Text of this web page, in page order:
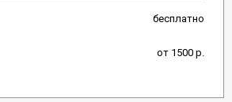
бесплатно
от 1500 р.